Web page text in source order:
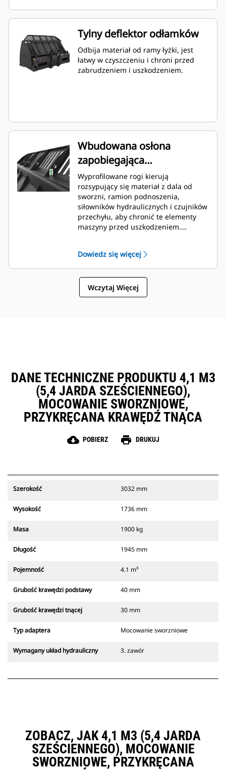
Tylny deflektor odłamków
Odbija materiał od ramy łyżki, jest
łatwy w czyszczeniu i chroni przed
zabrudzeniem i uszkodzeniem.
Wbudowana osłona
zapobiegająca
rozsypywaniu materiału
Wyprofilowane rogi kierują
rozsypujący się materiał z dala od
sworzni, ramion podnoszenia,
siłowników hydraulicznych i czujników
przechyłu, aby chronić te elementy
maszyny przed uszkodzeniem.
przodu i uniknąć uszkodzenia rogów
podczas zrzutu.
Dowiedz się więcej
Wczytaj Więcej
DANE TECHNICZNE PRODUKTU 4,1 M3
(5,4 JARDA SZEŚCIENNEGO),
MOCOWANIE SWORZNIOWE,
PRZYKRĘCANA KRAWĘDŹ TNĄCA
cloud_download POBIERZ print DRUKUJ
Szerokość 3032 mm
Wysokość 1736 mm
Masa 1900 kg
Długość 1945 mm
Pojemność 4.1 m³
Grubość krawędzi podstawy 40 mm
Grubość krawędzi tnącej 30 mm
Typ adaptera Mocowanie sworzniowe
Wymagany układ hydrauliczny 3. zawór
ZOBACZ, JAK 4,1 M3 (5,4 JARDA
SZEŚCIENNEGO), MOCOWANIE
SWORZNIOWE, PRZYKRĘCANA